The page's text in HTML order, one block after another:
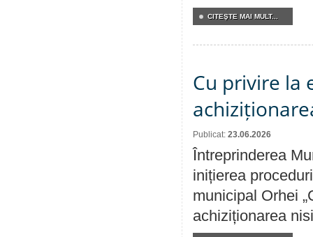
CITEŞTE MAI MULT...
Cu privire la
Publicat: 23.06.2026
Întreprinderea
inițierea
municipal Orhei
achiziționarea